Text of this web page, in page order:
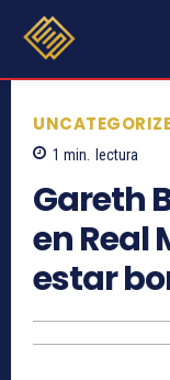
1 min. lectura
Gareth
en Real
estar